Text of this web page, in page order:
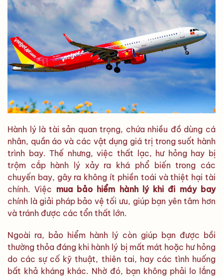
Hành lý là tài sản quan trọng, chứa nhiều đồ dùng cá
nhân, quần áo và các vật dụng giá trị trong suốt hành
trình bay. Thế nhưng, việc thất lạc, hư hỏng hay bị
trộm cắp hành lý xảy ra khá phổ biến trong các
chuyến bay, gây ra không ít phiền toái và thiệt hại tài
chính. Việc mua bảo hiểm hành lý khi đi máy bay
chính là giải pháp bảo vệ tối ưu, giúp bạn yên tâm hơn
và tránh được các tổn thất lớn.
Ngoài ra, bảo hiểm hành lý còn giúp bạn được bồi
thường thỏa đáng khi hành lý bị mất mát hoặc hư hỏng
do các sự cố kỹ thuật, thiên tai, hay các tình huống
bất khả kháng khác. Nhờ đó, bạn không phải lo lắng